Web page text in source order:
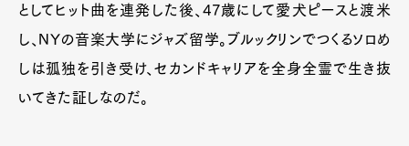
としてヒット曲を連発した後、47歳にして愛犬ピースと渡米
し、NYの音楽大学にジャズ留学。ブルックリンでつくるソロめ
しは孤独を引き受け、セカンドキャリアを全身全霊で生き抜
いてきた証しなのだ。